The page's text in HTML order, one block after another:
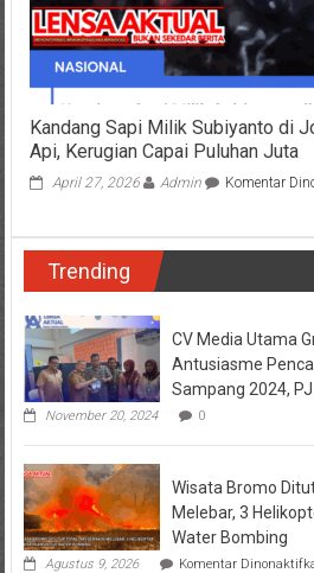
Kandang Sapi Milik Subiyanto di
Api, Kerugian Capai Puluhan Juta
April 27, 2026 Admin Komentar
Trending
CV Media Utama
Antusiasme
Sampang 2024,
November 20, 2024 0
Wisata Bromo
Melebar, 3
Water Bombing
Agustus 9, 2026 Komentar